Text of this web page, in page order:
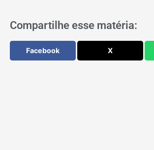
Compartilhe esse matéria:
Facebook X